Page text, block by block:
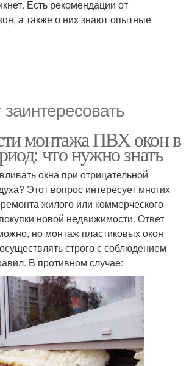
Есть рекомендации от
а также о них знают опытные
монтажа ПВХ окон в
что нужно знать
окна при отрицательной
Этот вопрос интересует многих
жилого или коммерческого
новой недвижимости. Ответ
но монтаж пластиковых окон
строго с соблюдением
В противном случае: